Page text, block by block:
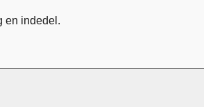
en indedel.